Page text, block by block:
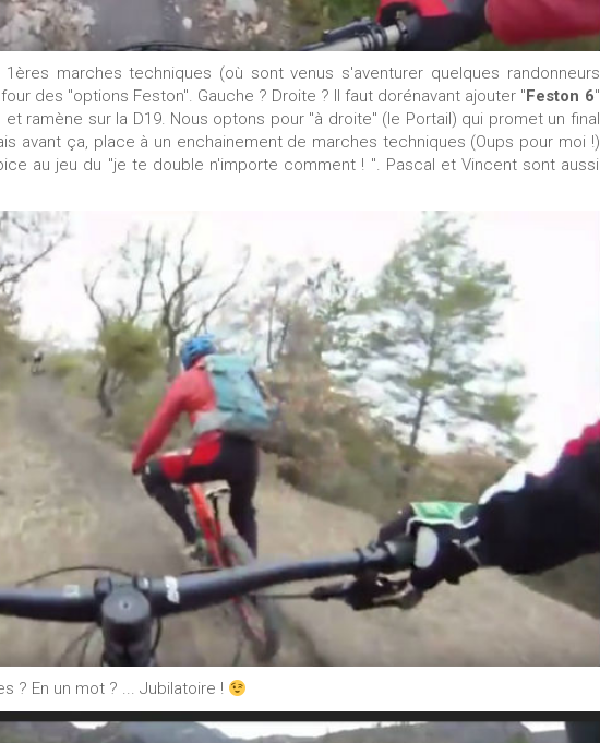
marches techniques (où sont venus s'aventurer quelques randonneurs
des "options Feston". Gauche ? Droite ? Il faut dorénavant ajouter " Feston 6"
ramène sur la D19. Nous optons pour "à droite" (le Portail) qui promet un final
avant ça, place à un enchainement de marches techniques (Oups pour moi !)
au jeu du "je te double n'importe comment ! ". Pascal et Vincent sont aussi
? En un mot ? ... Jubilatoire !